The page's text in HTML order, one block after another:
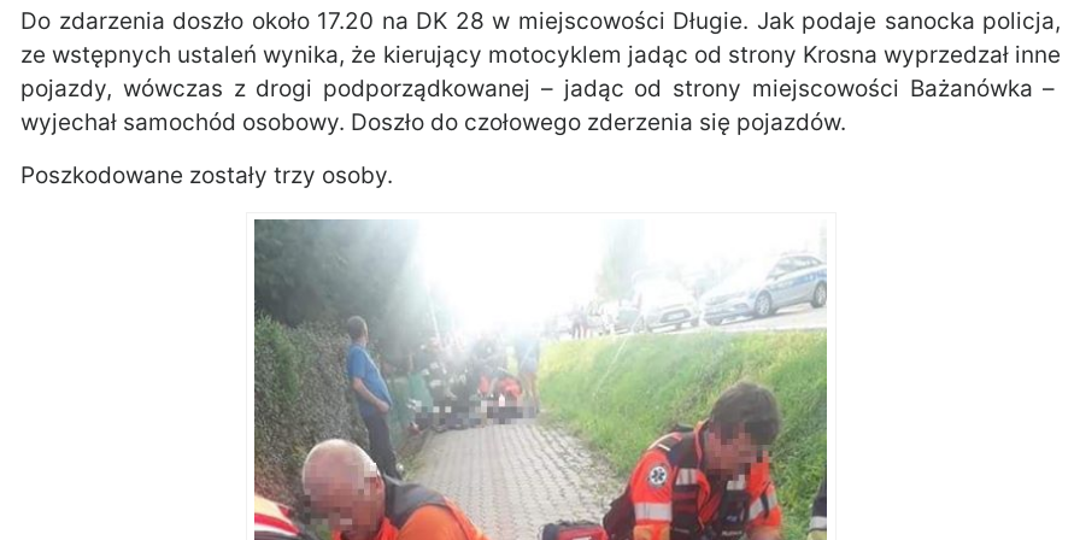
Do zdarzenia doszło około 17.20 na DK 28 w miejscowości Długie. Jak podaje sanocka policja,
ze wstępnych ustaleń wynika, że kierujący motocyklem jadąc od strony Krosna wyprzedzał inne
pojazdy, wówczas z drogi podporządkowanej – jadąc od strony miejscowości Bażanówka –
wyjechał samochód osobowy. Doszło do czołowego zderzenia się pojazdów.
Poszkodowane zostały trzy osoby.